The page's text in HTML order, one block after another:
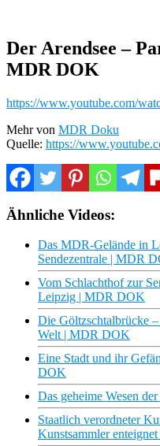
Der Arendsee –
MDR DOK
https://www.youtube.com/
Mehr von MDR Doku
Quelle: https://
Ähnliche Videos:
Das MDR-Gelände in
Sendezentrale | MDR
Vom Schlachthof zur
Leipzig | MDR DOK
Die Göltzschtalbrücke
Welt | MDR DOK
Eine Stadt und ihr
DOK
Das geheime Wesen
Staatlich verordneter
Kunstsammler